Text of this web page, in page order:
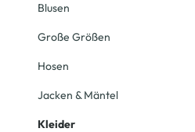
Blusen
Große Größen
Hosen
Jacken & Mäntel
Kleider